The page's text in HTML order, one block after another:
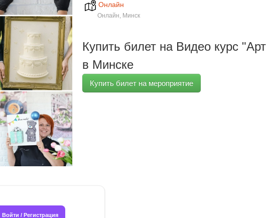
Онлайн
Онлайн, Минск
Купить билет на Видео курс
в Минске
Купить билет на мероприятие
Войти / Регистрация